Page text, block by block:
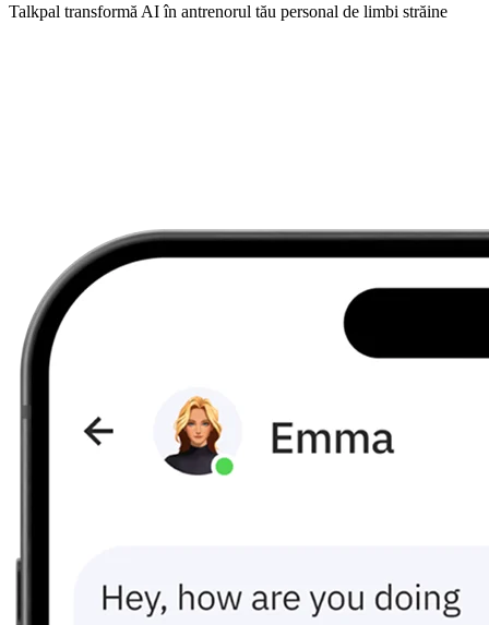
Talkpal transformă AI în antrenorul tău personal de limbi străine